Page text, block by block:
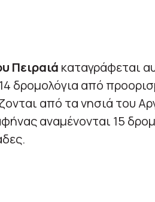
Πειραιά καταγράφεται
δρομολόγια από
από τα νησιά του
αναμένονται 15